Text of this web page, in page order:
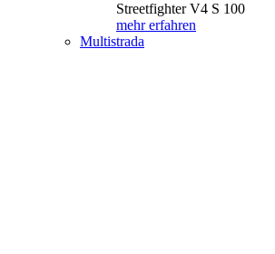
Streetfighter V4 S 100
mehr erfahren
Multistrada